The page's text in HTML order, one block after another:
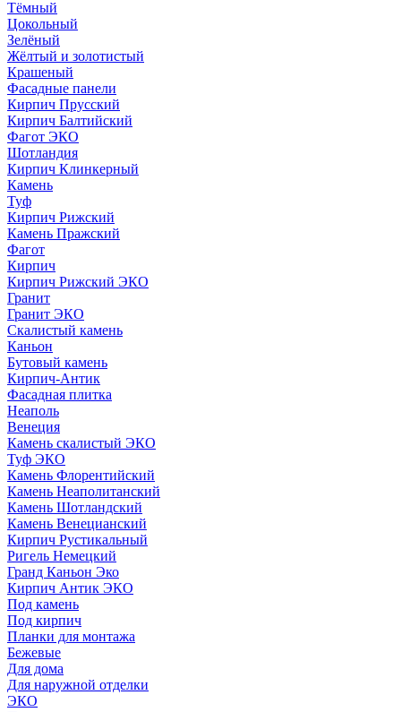
Тёмный
Цокольный
Зелёный
Жёлтый и золотистый
Крашеный
Фасадные панели
Кирпич Прусский
Кирпич Балтийский
Фагот ЭКО
Шотландия
Кирпич Клинкерный
Камень
Туф
Кирпич Рижский
Камень Пражский
Фагот
Кирпич
Кирпич Рижский ЭКО
Гранит
Гранит ЭКО
Скалистый камень
Каньон
Бутовый камень
Кирпич-Антик
Фасадная плитка
Неаполь
Венеция
Камень скалистый ЭКО
Туф ЭКО
Камень Флорентийский
Камень Неаполитанский
Камень Шотландский
Камень Венецианский
Кирпич Рустикальный
Ригель Немецкий
Гранд Каньон Эко
Кирпич Антик ЭКО
Под камень
Под кирпич
Планки для монтажа
Бежевые
Для дома
Для наружной отделки
ЭКO